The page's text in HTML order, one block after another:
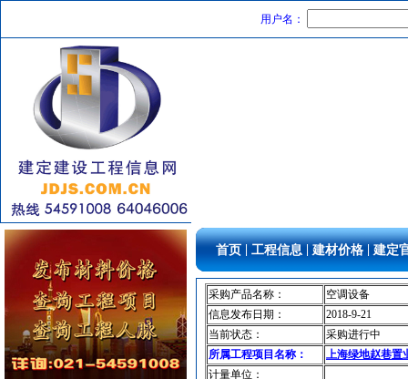
用户名：
室内给排水 [采购中]
石材木材 [采购中]
稳压泵 [采购中]
楼宇设备智能系统
[采购中]
电气管线
[采购中]
管材管件 [采购中]
管材管件 [采购中]
乳化沥青 [采购中]
门窗玻璃 [采购中]
铝扣版 [采购中]
外墙装饰
[采购中]
高压电器 [采购中]
防雷接地 [采购中]
变配电 [采购中]
首页 工程信息 建材价格 建定
采购产品名称：
空调设备
信息发布日期：
2018-9-21
当前状态：
采购进行中
所属工程项目名称：
上海绿地赵巷置
计量单位：